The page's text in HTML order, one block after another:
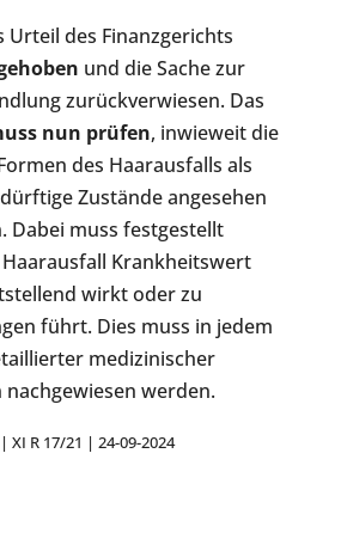
Urteil des Finanzgerichts
und die Sache zur
zurückverwiesen. Das
nun prüfen, inwieweit die
des Haarausfalls als
Zustände angesehen
Dabei muss festgestellt
Krankheitswert
wirkt oder zu
führt. Dies muss in jedem
medizinischer
werden.
XI R 17/21 | 24-09-2024